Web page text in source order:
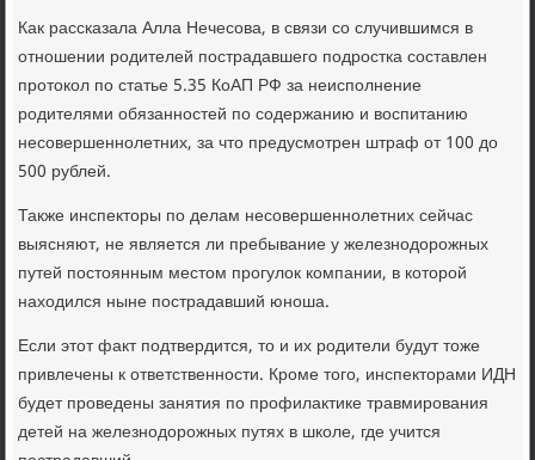
Как рассказала Алла Нечесова, в связи со случившимся в
отношении родителей пострадавшего подростка составлен
протокол по статье 5.35 КоАП РФ за неисполнение
родителями обязанностей по содержанию и воспитанию
несовершеннолетних, за что предусмотрен штраф от 100 до
500 рублей.
Также инспекторы по делам несовершеннолетних сейчас
выясняют, не является ли пребывание у железнодорожных
путей постоянным местом прогулок компании, в которой
находился ныне пострадавший юноша.
Если этот факт подтвердится, то и их родители будут тоже
привлечены к ответственности. Кроме того, инспекторами ИДН
будет проведены занятия по профилактике травмирования
детей на железнодорожных путях в школе, где учится